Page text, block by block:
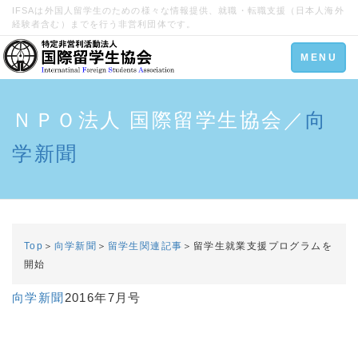
IFSAは外国人留学生のための様々な情報提供、就職・転職支援（日本人海外
経験者含む）までを行う非営利団体です。
Toggle
navigation
MENU
ＮＰＯ法人 国際留学生協会／ 向
学新聞
Top ＞ 向学新聞 ＞ 留学生関連記事 ＞留学生就業支援プログラムを
開始
向学新聞 2016年7月号